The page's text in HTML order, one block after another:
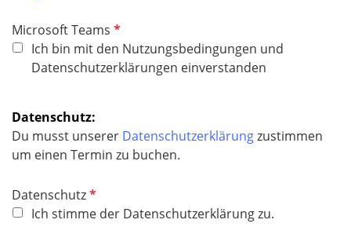
Microsoft Teams P
f
l
t
f
d
Ich bin mit den Nutzungsbedingungen und
Datenschutzerklärungen einverstanden
Datenschutz:
Du musst unserer Datenschutzerklärungzustimmen
um einen Termin zu buchen.
DatenschutzP
f
Ich stimme der Datenschutzerklärung zu.